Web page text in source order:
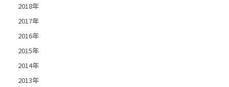
2018年
2017年
2016年
2015年
2014年
2013年